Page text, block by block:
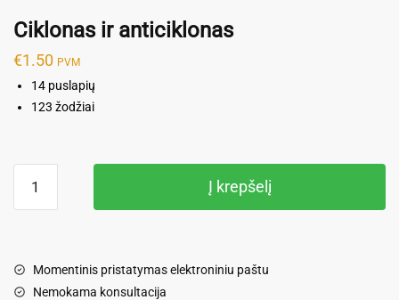
Ciklonas ir anticiklonas
€1.50 PVM
14 puslapių
123 žodžiai
kiekis:
Į krepšelį
Momentinis pristatymas elektroniniu paštu
Nemokama konsultacija